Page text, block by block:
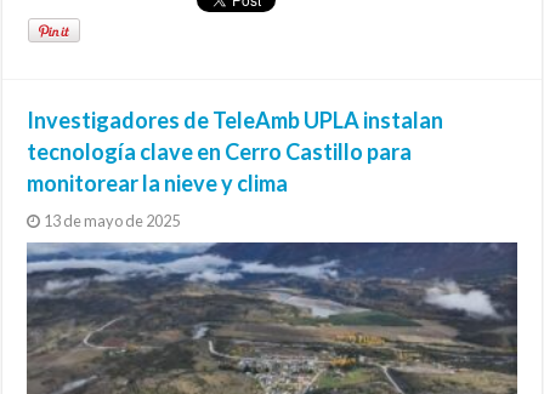
Investigadores de TeleAmb UPLA instalan
tecnología clave en Cerro Castillo para
monitorear la nieve y clima
13 de mayo de 2025